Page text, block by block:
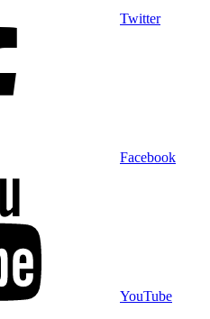
Twitter
Facebook
YouTube